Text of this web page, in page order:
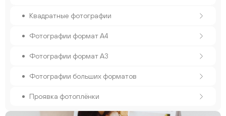
Квадратные фотографии
Фотографии формат А4
Фотографии формат А3
Фотографии больших форматов
Проявка фотоплёнки